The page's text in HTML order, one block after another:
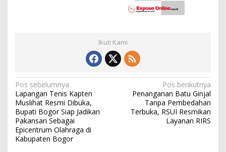
Ikuti Kami
N
a
v
i
g
Pos sebelumnya
Lapangan Tenis Kapten
Muslihat Resmi Dibuka,
Bupati Bogor Siap Jadikan
Pakansari Sebagai
Epicentrum Olahraga di
Kabupaten Bogor
Pos berikutnya
Penanganan Batu Ginjal
Tanpa Pembedahan
Terbuka, RSUI Resmikan
Layanan RIRS